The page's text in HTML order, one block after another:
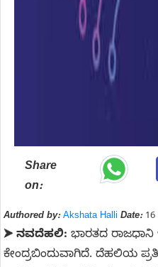
Share
on:
Authored by: Akshata Halli Date:16
➤ ನವದೆಹಲಿ: ಭಾರತದ ರಾಜಧಾನಿ
ಕೇಂದ್ರಬಿಂದುವಾಗಿದೆ. ದೆಹಲಿಯ